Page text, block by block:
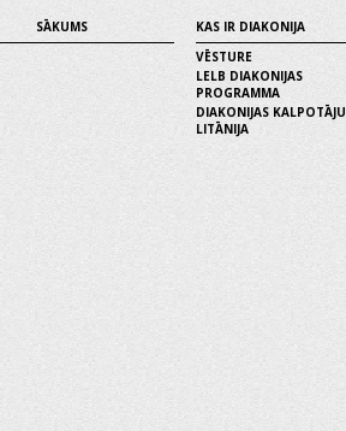
SĀKUMS
KAS IR DIAKONIJA
VĒSTURE
LELB DIAKONIJAS
PROGRAMMA
DIAKONIJAS KALPOTĀJU
LITĀNIJA